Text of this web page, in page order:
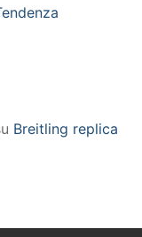
Breitling replica